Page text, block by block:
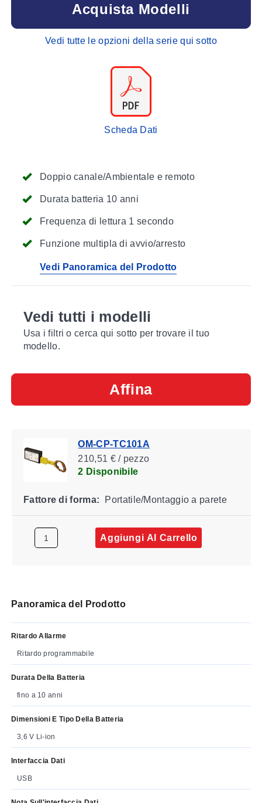
Doppio canale/Ambientale e remoto
Durata batteria 10 anni
Frequenza di lettura 1 secondo
Funzione multipla di avvio/arresto
Vedi Panoramica del Prodotto
Acquista Modelli
Vedi tutte le opzioni della serie qui sotto
Scheda Dati
Vedi tutti i modelli
Usa i filtri o cerca qui sotto per trovare il tuo
modello.
Affina
OM-CP-TC101A
210,51 € / pezzo
2 Disponibile
Fattore di forma: Portatile/Montaggio a parete
Aggiungi Al Carrello
Panoramica del Prodotto
Ritardo Allarme
Ritardo programmabile
Durata Della Batteria
fino a 10 anni
Dimensioni E Tipo Della Batteria
3,6 V Li-ion
Interfaccia Dati
USB